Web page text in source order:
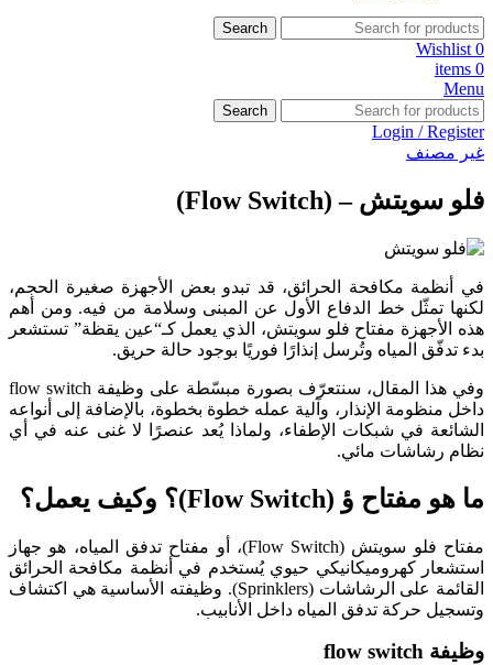
Search
0
Wishlist
0
items
Menu
Search
Login / Register
غير مصنف
فلو سويتش – (Flow Switch)
في أنظمة مكافحة الحرائق، قد تبدو بعض الأجهزة صغيرة الحجم،
لكنها تمثّل خط الدفاع الأول عن المبنى وسلامة من فيه. ومن أهم
هذه الأجهزة مفتاح فلو سويتش، الذي يعمل كـ“عين يقظة” تستشعر
بدء تدفّق المياه وتُرسل إنذارًا فوريًا بوجود حالة حريق.
وفي هذا المقال، سنتعرّف بصورة مبسّطة على وظيفة flow switch
داخل منظومة الإنذار، وآلية عمله خطوة بخطوة، بالإضافة إلى أنواعه
الشائعة في شبكات الإطفاء، ولماذا يُعد عنصرًا لا غنى عنه في أي
نظام رشاشات مائي.
ما هو مفتاح ؤ (Flow Switch)؟ وكيف يعمل؟
مفتاح فلو سويتش (Flow Switch)، أو مفتاح تدفق المياه، هو جهاز
استشعار كهروميكانيكي حيوي يُستخدم في أنظمة مكافحة الحرائق
القائمة على الرشاشات (Sprinklers). وظيفته الأساسية هي اكتشاف
وتسجيل حركة تدفق المياه داخل الأنابيب.
وظيفة flow switch